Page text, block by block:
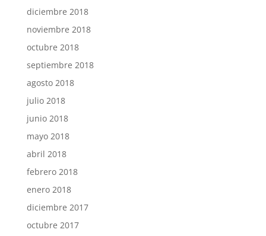
diciembre 2018
noviembre 2018
octubre 2018
septiembre 2018
agosto 2018
julio 2018
junio 2018
mayo 2018
abril 2018
febrero 2018
enero 2018
diciembre 2017
octubre 2017